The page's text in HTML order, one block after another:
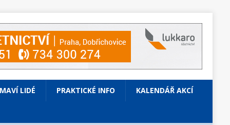
LIDÉ PRAKTICKÉ INFO KALENDÁŘ AKCÍ